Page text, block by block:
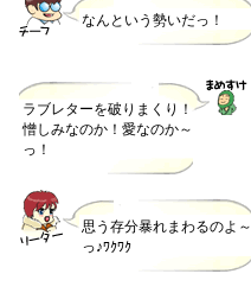
なんという勢いだっ！
ラブレターを破りまくり！
憎しみなのか！愛なのか～
っ！
思う存分暴れまわるのよ～
っ♪ﾜｸﾜｸ